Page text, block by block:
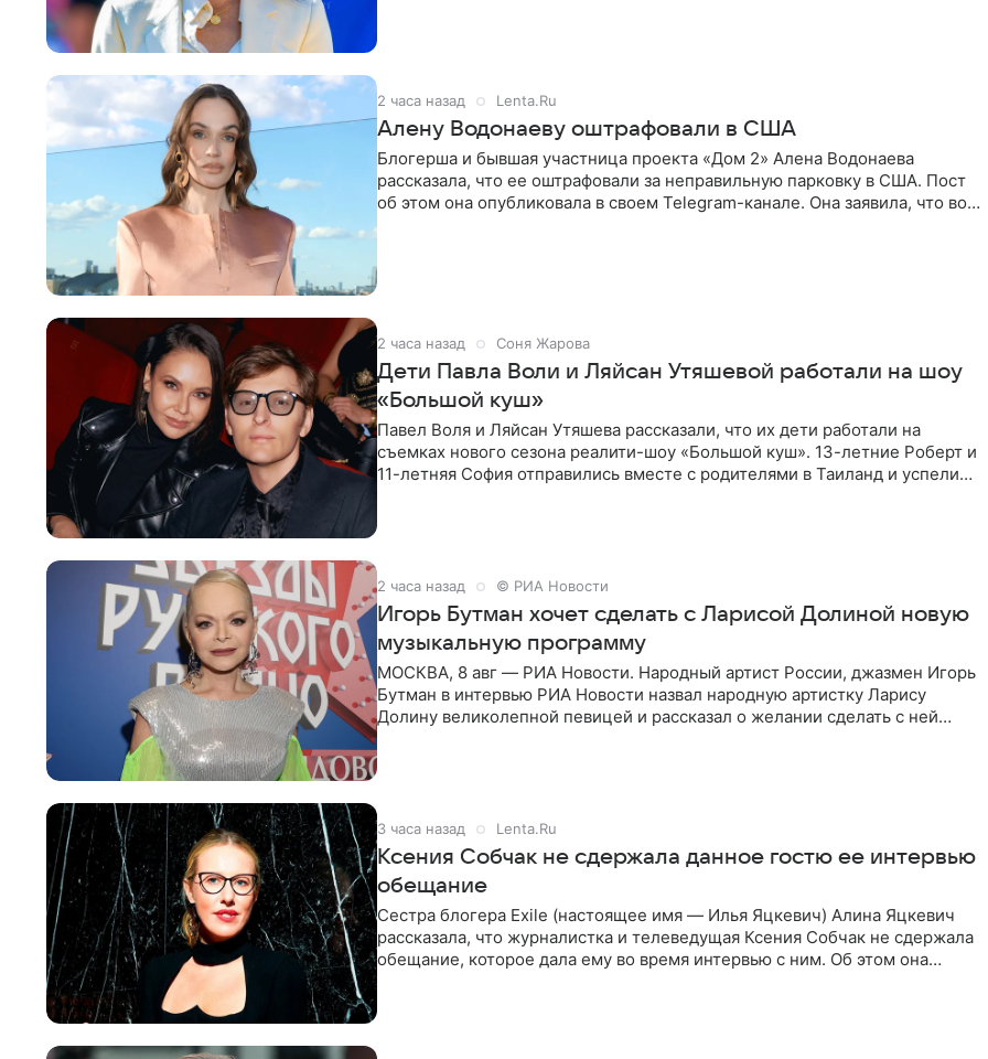
2 часа назад Lenta.Ru
Алену Водонаеву оштрафовали в США
Блогерша и бывшая участница проекта «Дом 2» Алена Водонаева
рассказала, что ее оштрафовали за неправильную парковку в США. Пост
об этом она опубликовала в своем Telegram-канале. Она заявила, что во
2 часа назад Соня Жарова
Дети Павла Воли и Ляйсан Утяшевой работали на шоу
«Большой куш»
Павел Воля и Ляйсан Утяшева рассказали, что их дети работали на
съемках нового сезона реалити-шоу «Большой куш». 13-летние Роберт и
11-летняя София отправились вместе с родителями в Таиланд и успели
2 часа назад © РИА Новости
Игорь Бутман хочет сделать с Ларисой Долиной новую
музыкальную программу
МОСКВА, 8 авг — РИА Новости. Народный артист России, джазмен Игорь
Бутман в интервью РИА Новости назвал народную артистку Ларису
Долину великолепной певицей и рассказал о желании сделать с ней
3 часа назад Lenta.Ru
Ксения Собчак не сдержала данное гостю ее интервью
обещание
Сестра блогера Exile (настоящее имя — Илья Яцкевич) Алина Яцкевич
рассказала, что журналистка и телеведущая Ксения Собчак не сдержала
обещание, которое дала ему во время интервью с ним. Об этом она